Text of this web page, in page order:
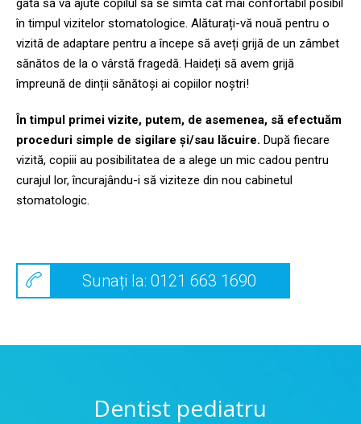
gata să vă ajute copilul să se simtă cât mai confortabil posibil
în timpul vizitelor stomatologice. Alăturați-vă nouă pentru o
vizită de adaptare pentru a începe să aveți grijă de un zâmbet
sănătos de la o vârstă fragedă. Haideți să avem grijă
împreună de dinții sănătoși ai copiilor noștri!
În timpul primei vizite, putem, de asemenea, să efectuăm
proceduri simple de sigilare și/sau lăcuire. După fiecare
vizită, copiii au posibilitatea de a alege un mic cadou pentru
curajul lor, încurajându-i să viziteze din nou cabinetul
stomatologic.
Sunați la: 0121 663 1690
Dentist pediatru